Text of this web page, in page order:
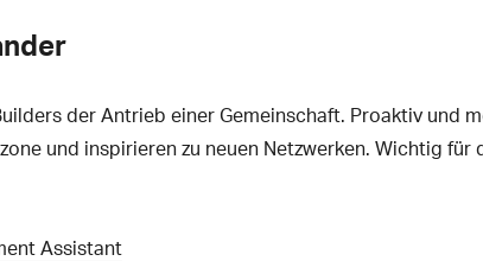
der Antrieb einer Gemeinschaft. Proaktiv und
und inspirieren zu neuen Netzwerken. Wichtig
Assistant